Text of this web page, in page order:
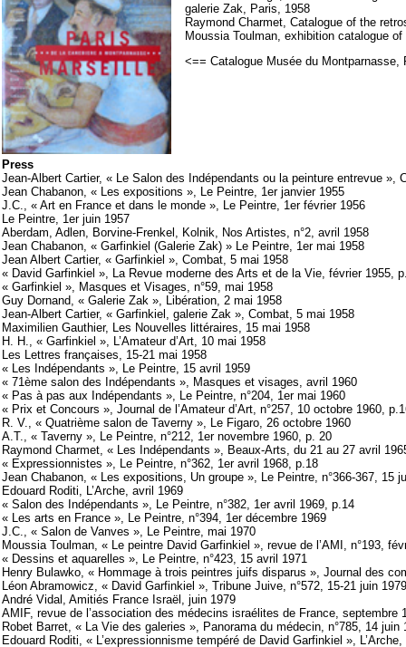
galerie Zak, Paris, 1958
Raymond Charmet, Catalogue of the
Moussia Toulman, exhibition catalogue
<== Catalogue Musée du
Press
Jean-Albert Cartier, « Le Salon des Indépendants ou la peinture entrevue »,
Jean Chabanon, « Les expositions », Le Peintre, 1er janvier 1955
J.C., « Art en France et dans le monde », Le Peintre, 1er février 1956
Le Peintre, 1er juin 1957
Aberdam, Adlen, Borvine-Frenkel, Kolnik, Nos Artistes, n°2, avril 1958
Jean Chabanon, « Garfinkiel (Galerie Zak) » Le Peintre, 1er mai 1958
Jean Albert Cartier, « Garfinkiel », Combat, 5 mai 1958
« David Garfinkiel », La Revue moderne des Arts et de la Vie, février 1955,
« Garfinkiel », Masques et Visages, n°59, mai 1958
Guy Dornand, « Galerie Zak », Libération, 2 mai 1958
Jean-Albert Cartier, « Garfinkiel, galerie Zak », Combat, 5 mai 1958
Maximilien Gauthier, Les Nouvelles littéraires, 15 mai 1958
H. H., « Garfinkiel », L’Amateur d’Art, 10 mai 1958
Les Lettres françaises, 15-21 mai 1958
« Les Indépendants », Le Peintre, 15 avril 1959
« 71ème salon des Indépendants », Masques et visages, avril 1960
« Pas à pas aux Indépendants », Le Peintre, n°204, 1er mai 1960
« Prix et Concours », Journal de l’Amateur d’Art, n°257, 10 octobre 1960,
R. V., « Quatrième salon de Taverny », Le Figaro, 26 octobre 1960
A.T., « Taverny », Le Peintre, n°212, 1er novembre 1960, p. 20
Raymond Charmet, « Les Indépendants », Beaux-Arts, du 21 au 27 avril
« Expressionnistes », Le Peintre, n°362, 1er avril 1968, p.18
Jean Chabanon, « Les expositions, Un groupe », Le Peintre, n°366-367, 15
Edouard Roditi, L’Arche, avril 1969
« Salon des Indépendants », Le Peintre, n°382, 1er avril 1969, p.14
« Les arts en France », Le Peintre, n°394, 1er décembre 1969
J.C., « Salon de Vanves », Le Peintre, mai 1970
Moussia Toulman, « Le peintre David Garfinkiel », revue de l’AMI, n°193,
« Dessins et aquarelles », Le Peintre, n°423, 15 avril 1971
Henry Bulawko, « Hommage à trois peintres juifs disparus », Journal des
Léon Abramowicz, « David Garfinkiel », Tribune Juive, n°572, 15-21 juin 1979
André Vidal, Amitiés France Israël, juin 1979
AMIF, revue de l’association des médecins israélites de France, septembre
Robet Barret, « La Vie des galeries », Panorama du médecin, n°785, 14 juin
Edouard Roditi, « L’expressionnisme tempéré de David Garfinkiel »,